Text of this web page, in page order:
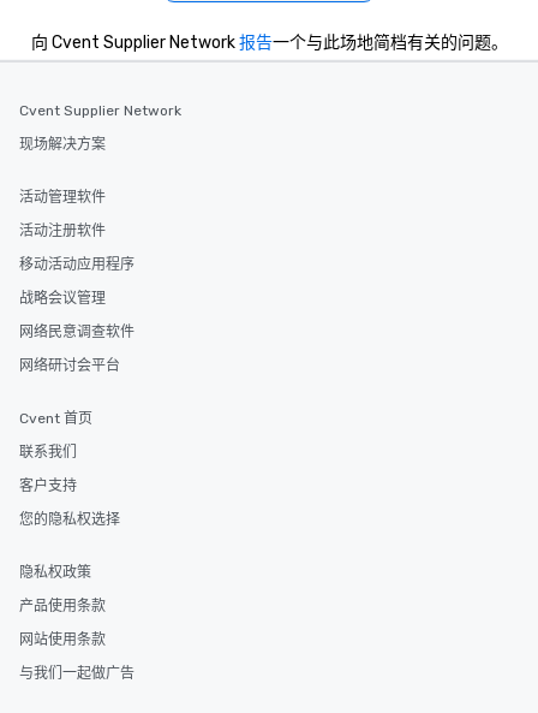
向 Cvent Supplier Network报告一个与此场地简档有关的问题。
Cvent Supplier Network
现场解决方案
活动管理软件
活动注册软件
移动活动应用程序
战略会议管理
网络民意调查软件
网络研讨会平台
Cvent 首页
联系我们
客户支持
您的隐私权选择
隐私权政策
产品使用条款
网站使用条款
与我们一起做广告